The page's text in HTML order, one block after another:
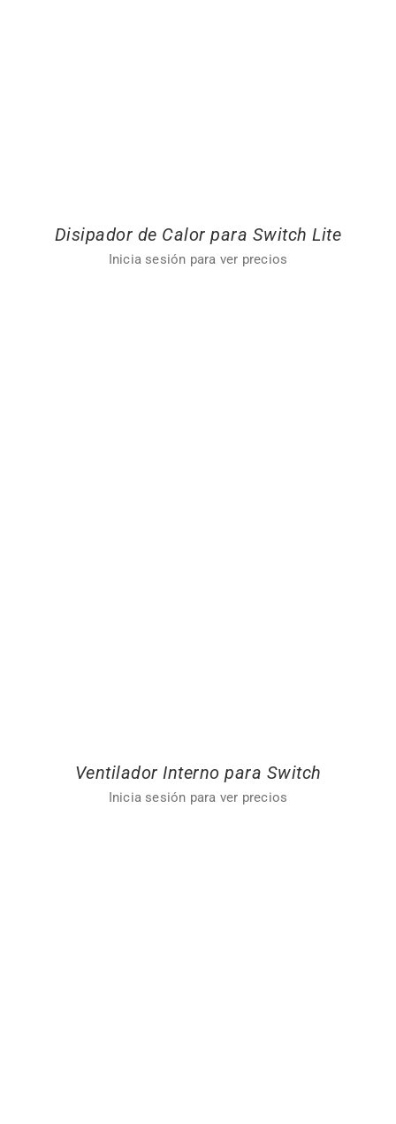
Disipador de Calor para Switch Lite
Inicia sesión para ver precios
Ventilador Interno para Switch
Inicia sesión para ver precios